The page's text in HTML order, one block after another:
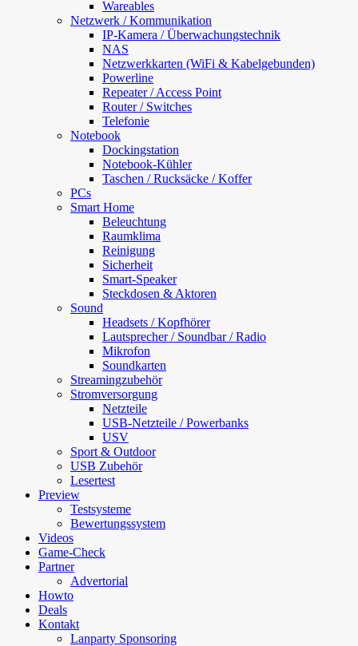
Wareables
Netzwerk / Kommunikation
IP-Kamera / Überwachungstechnik
NAS
Netzwerkkarten (WiFi & Kabelgebunden)
Powerline
Repeater / Access Point
Router / Switches
Telefonie
Notebook
Dockingstation
Notebook-Kühler
Taschen / Rucksäcke / Koffer
PCs
Smart Home
Beleuchtung
Raumklima
Reinigung
Sicherheit
Smart-Speaker
Steckdosen & Aktoren
Sound
Headsets / Kopfhörer
Lautsprecher / Soundbar / Radio
Mikrofon
Soundkarten
Streamingzubehör
Stromversorgung
Netzteile
USB-Netzteile / Powerbanks
USV
Sport & Outdoor
USB Zubehör
Lesertest
Preview
Testsysteme
Bewertungssystem
Videos
Game-Check
Partner
Advertorial
Howto
Deals
Kontakt
Lanparty Sponsoring